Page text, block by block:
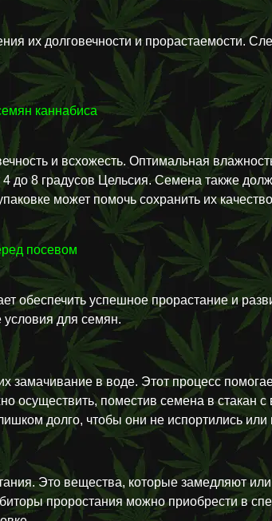
их долговечности и прорастаемости.
каннабиса
и всхожесть. Оптимальная
4 до 8 градусов Цельсия. Семена также
может помочь сохранить их
посевом
обеспечить успешное прорастание и
для семян.
замачивание в воде. Этот процесс
осуществить, поместив семена в стакан с
долго, чтобы они не испортились или
Это вещества, которые замедляют
проростания можно приобрести в